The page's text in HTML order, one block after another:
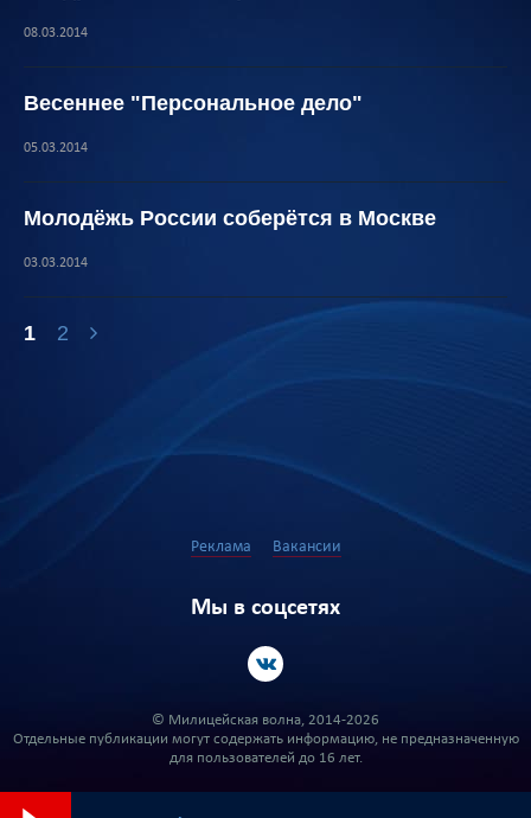
08.03.2014
Весеннее "Персональное дело"
05.03.2014
Молодёжь России соберётся в Москве
03.03.2014
1 2
Реклама Вакансии
Мы в соцсетях
© Милицейская волна, 2014-2026
Отдельные публикации могут содержать информацию, не предназначенную
для пользователей до 16 лет.